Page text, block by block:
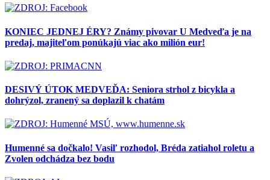
KONIEC JEDNEJ ÉRY? Známy pivovar U Medveďa je na
predaj, majiteľom ponúkajú viac ako milión eur!
DESIVÝ ÚTOK MEDVEĎA: Seniora strhol z bicykla a
dohrýzol, zranený sa doplazil k chatám
Humenné sa dočkalo! Vasiľ rozhodol, Bréda zatiahol roletu a
Zvolen odchádza bez bodu